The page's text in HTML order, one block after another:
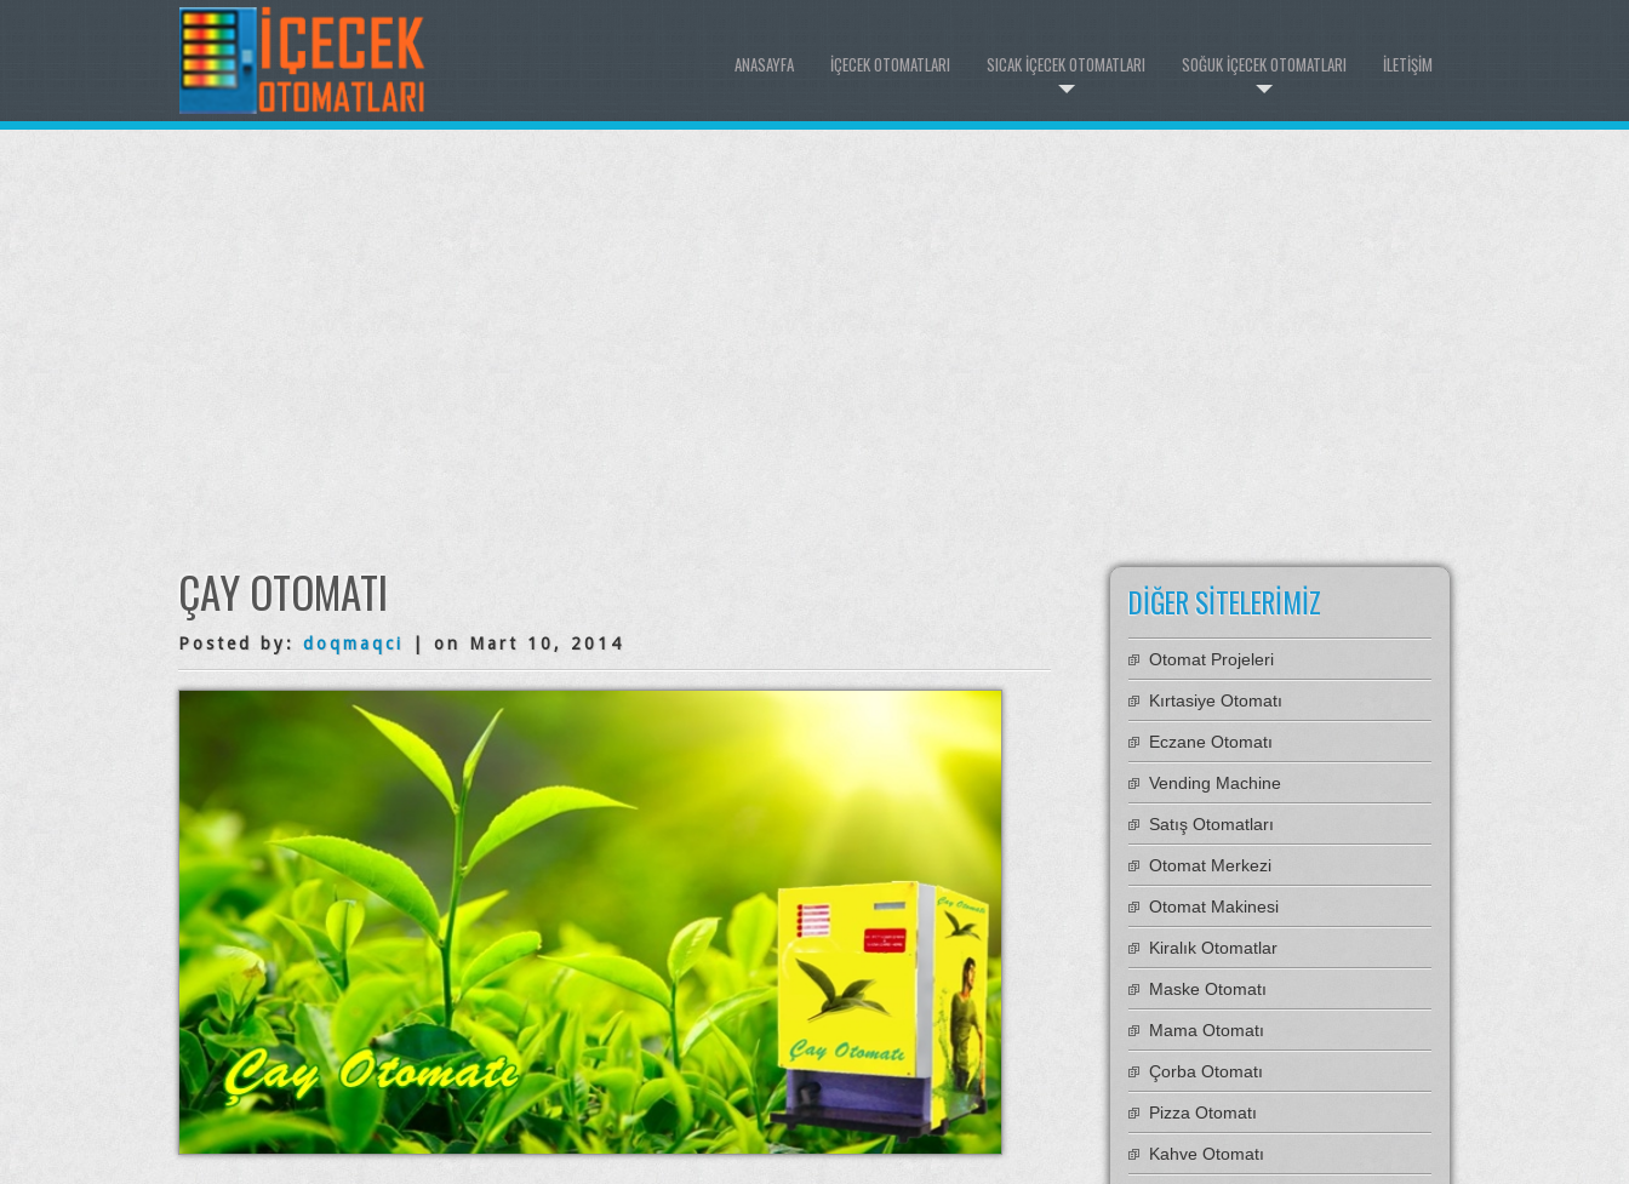
ILETIŞIM
SOĞUK İÇECEK OTOMATLARI
SICAK İÇECEK OTOMATLARI
İÇECEK OTOMATLARI
ANASAYFA
ÇAY OTOMATI
Posted by: doqmaqci | on Mart 10, 2014
DIĞER SITELERIMIZ
Otomat Projeleri
Kırtasiye Otomatı
Eczane Otomatı
Vending Machine
Satış Otomatları
Otomat Merkezi
Otomat Makinesi
Kiralık Otomatlar
Maske Otomatı
Mama Otomatı
Çorba Otomatı
Pizza Otomatı
Kahve Otomatı